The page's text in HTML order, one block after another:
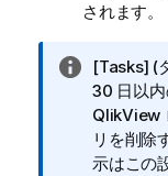
されます。
情
報
メ
モ
[Tasks] (
30 日以内
QlikView
リを削除
示はこの